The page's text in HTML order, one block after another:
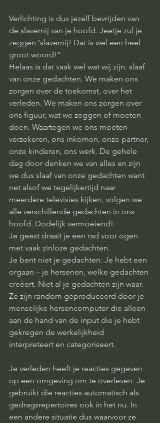
Verlichting is dus jezelf bevrijden van
de slavernij van je hoofd. Jeetje zul je
zeggen ‘slavernij! Dat is wel een heel
groot woord!”
Helaas is dat vaak wel wat wij zijn: slaaf
van onze gedachten. We maken ons
zorgen over de toekomst, over het
verleden. We maken ons zorgen over
ons figuur, wat we zeggen of moeten
doen. Waartegen we ons moeten
verzekeren, ons inkomen, onze partner,
onze kinderen, ons werk. De gehele
dag door denken we van alles en zijn
we dus slaaf van onze gedachten want
net alsof we tegelijkertijd naar
meerdere televisies kijken, volgen we
alle verschillende gedachten in ons
hoofd. Dodelijk vermoeiend!
Je geest draait je een rad voor ogen
met vaak zinloze gedachten.
Je bent niet je gedachten. Je hebt een
orgaan – je hersenen, welke gedachten
creëert. Niet al je gedachten zijn waar.
Ze zijn random geproduceerd door je
menselijke hersencomputer die alleen
aan de hand van de input die je hebt
gekregen de werkelijkheid
interpreteert en categoriseert.
Je verleden heeft je reacties gegeven
op een omgeving om te overleven. Je
gebruikt die reacties automatisch als
gedragsrepertoires ook in het nu. In
een andere situatie dus waarvoor ze